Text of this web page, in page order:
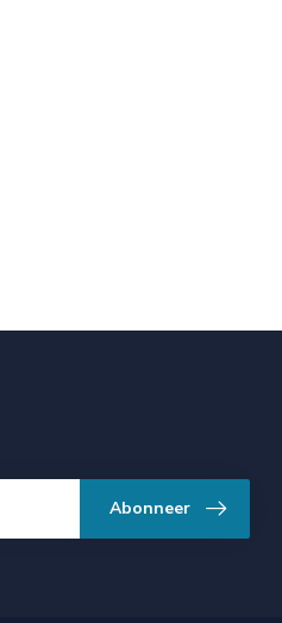
Abonneer